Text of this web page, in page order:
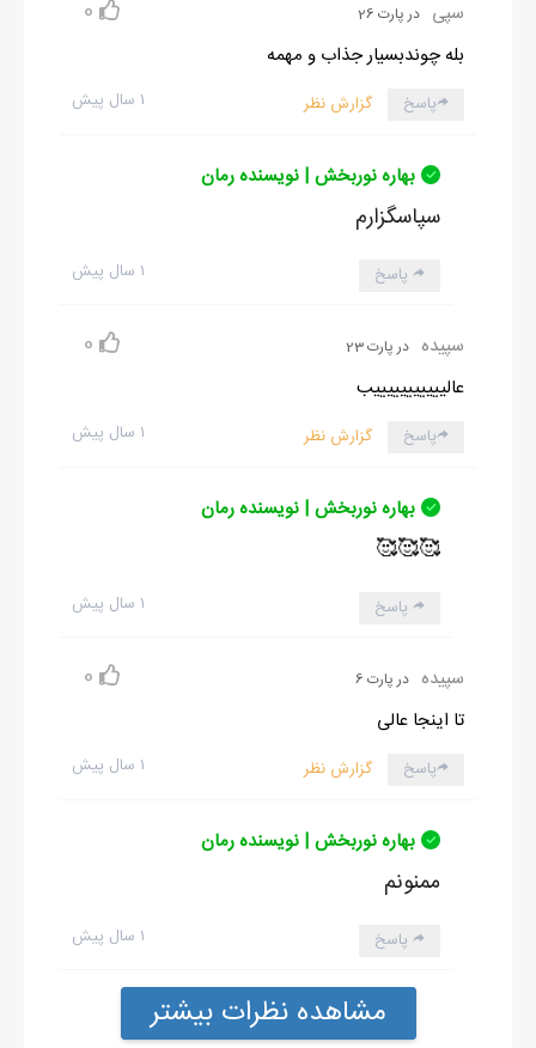
سپی در پارت 26 0
بله چوندبسیار جذاب و مهمه
۱ سال پیش پاسخ گزارش نظر
بهاره نوربخش | نویسنده رمان
سپاسگزارم
۱ سال پیش پاسخ
سپیده در پارت 23 0
عالیییییییییییب
۱ سال پیش پاسخ گزارش نظر
بهاره نوربخش | نویسنده رمان
🥰🥰🥰
۱ سال پیش پاسخ
سپیده در پارت 6 0
تا اینجا عالی
۱ سال پیش پاسخ گزارش نظر
بهاره نوربخش | نویسنده رمان
ممنونم
۱ سال پیش پاسخ
مشاهده نظرات بیشتر